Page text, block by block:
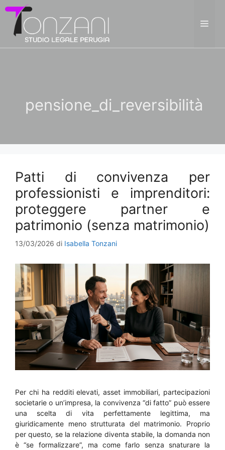
Vai
contenuto
pensione_di_reversibilità
Patti di convivenza per
professionisti e imprenditori:
proteggere partner e
patrimonio (senza matrimonio)
13/03/2026 di Isabella Tonzani
Per chi ha redditi elevati, asset immobiliari, partecipazioni
societarie o un’impresa, la convivenza “di fatto” può essere
una scelta di vita perfettamente legittima, ma
giuridicamente meno strutturata del matrimonio. Proprio
per questo, se la relazione diventa stabile, la domanda non
è “se formalizzare”, ma come farlo senza snaturare la